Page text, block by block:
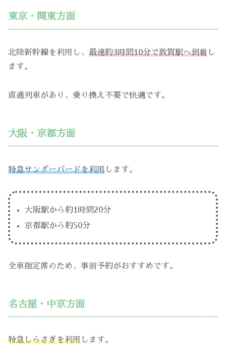
東京・関東方面
北陸新幹線を利用し、 最速約3時間10分で敦賀駅へ到着 し
ます。
直通列車があり、乗り換え不要で快適です。
大阪・京都方面
特急サンダーバードを利用します。
大阪駅から約1時間20分
京都駅から約50分
全車指定席のため、事前予約がおすすめです。
名古屋・中京方面
特急しらさぎを利用 します。